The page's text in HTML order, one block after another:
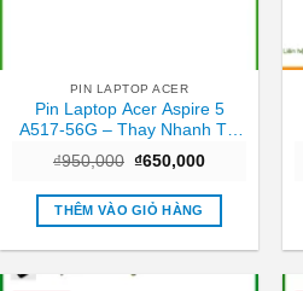
PIN LAPTOP ACER
Pin Laptop Acer Aspire 5
A517-56G – Thay Nhanh Tại
₫950,000 Giá
là:
₫950,000.
₫650,000Giá
tại
₫650,000.
THÊM VÀO GIỎ HÀNG